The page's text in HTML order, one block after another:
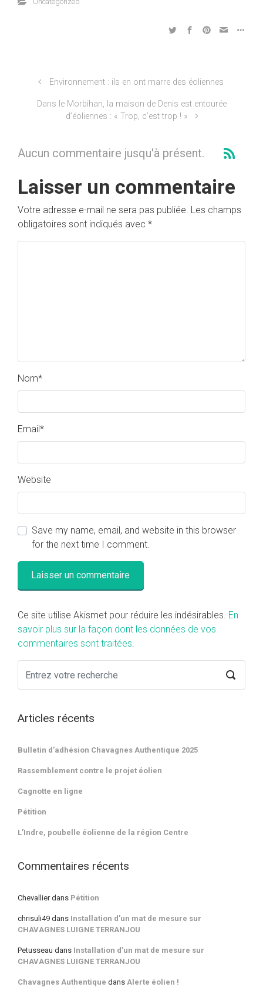
Environnement : ils en ont marre des éoliennes
Dans le Morbihan, la maison de Denis est entourée
d’éoliennes : « Trop, c’est trop ! »
Aucun commentaire jusqu'à présent.
Laisser un commentaire
Votre adresse e-mail ne sera pas publiée. Les champs
obligatoires sont indiqués avec *
Nom*
Email*
Website
Save my name, email, and website in this browser
for the next time I comment.
Ce site utilise Akismet pour réduire les indésirables. En
savoir plus sur la façon dont les données de vos
commentaires sont traitées.
Articles récents
Bulletin d’adhésion Chavagnes Authentique 2025
Rassemblement contre le projet éolien
Cagnotte en ligne
Pétition
L’Indre, poubelle éolienne de la région Centre
Commentaires récents
Chevallierdans Pétition
chrisuli49 dans Installation d’un mat de mesure sur
CHAVAGNES LUIGNE TERRANJOU
Petusseau dans Installation d’un mat de mesure sur
CHAVAGNES LUIGNE TERRANJOU
Chavagnes Authentique dans Alerte éolien !